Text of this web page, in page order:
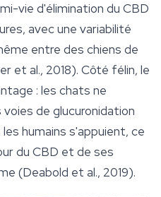
vie d'élimination du CBD
avec une variabilité
entre des chiens de
et al., 2018). Côté félin, le
: les chats ne
de glucuronidation
humains s'appuient, ce
du CBD et de ses
(Deabold et al., 2019).